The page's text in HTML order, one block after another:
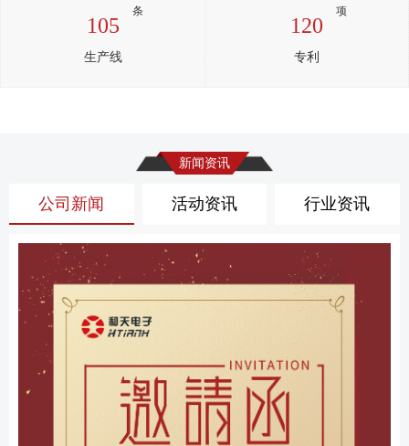
105
生产线
120
专利
新闻资讯
公司新闻 活动资讯 行业资讯